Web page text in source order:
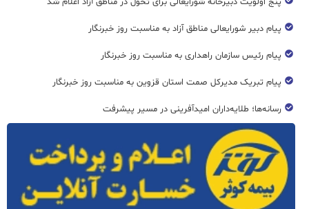
پیام دبیر شورایعالی مناطق آزاد به مناسبت روز خبرنگار
پیام رئیس سازمان راهداری به مناسبت روز خبرنگار
پیام تبریک مدیرکل صمت استان قزوین به مناسبت روز خبرنگار
رسانه‌ها؛ طلایه‌داران امیدآفرینی در مسیر پیشرفت